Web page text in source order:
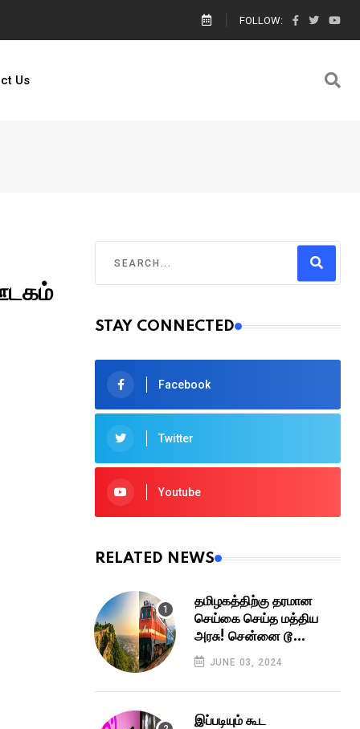
எங்களை யார் காப்பாற்றுவார்கள் உதவி கேட்டு கெஞ்சிய பாலஸ்தீனம்
FOLLOW:
Us
STAY CONNECTED
Facebook
Twitter
Youtube
RELATED NEWS
தமிழகத்திற்கு தரமான
செய்கை செய்த மத்திய
அரசு! சென்னை டூ
தூத்துக்குடி இனி 6 மணி
நேரம் தான்! வருகிறது
பிரமாண்ட எக்ஸ்பிரஸ் வே!
JUNE 03, 2024
இப்படியும் கூட